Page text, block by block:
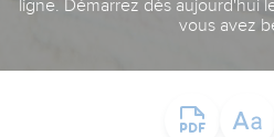
ligne. Démarrez dès aujourd'hui
vous avez